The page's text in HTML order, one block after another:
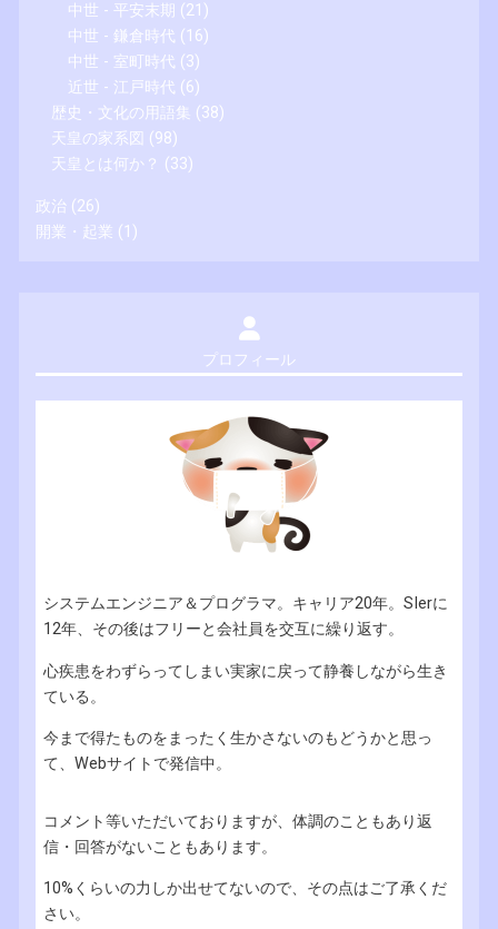
中世 - 平安末期 (21)
中世 - 鎌倉時代 (16)
中世 - 室町時代 (3)
近世 - 江戸時代 (6)
歴史・文化の用語集 (38)
天皇の家系図 (98)
天皇とは何か？ (33)
政治 (26)
開業・起業 (1)
プロフィール
システムエンジニア＆プログラマ。キャリア20年。SIerに
12年、その後はフリーと会社員を交互に繰り返す。
心疾患をわずらってしまい実家に戻って静養しながら生き
ている。
今まで得たものをまったく生かさないのもどうかと思っ
て、Webサイトで発信中。
コメント等いただいておりますが、体調のこともあり返
信・回答がないこともあります。
10%くらいの力しか出せてないので、その点はご了承くだ
さい。